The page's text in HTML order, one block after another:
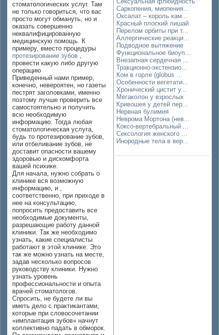
стоматологических услуг. Там
не только говориться, что вас
просто могут обмануть, но и
оказать совершенно
неквалифицированную
медицинскую помощь. К
примеру, вместо процедуры
протезирование зубов ,
провести какую либо другую
операцию
Приведенный нами пример,
конечно, невероятен, но газеты
пестрят заголовками, именно
поэтому лучше проверить все
самостоятельно и получить
всю необходимую
информацию. Тогда любая
стоматологическая услуга,
будь то протезирование зубов,
или отбеливание зубов, не
доставит опасности вашему
здоровью и дискомфорта
вашей психике.
Для начала, нужно собрать о
клинике вся возможную
информацию, и ,
соответственно, при приходе в
нее на консультацию,
попросить предоставить все
необходимые документы,
разрешающие работу данной
клиники. Так же необходимо
узнать, какие специалисты
работают в этой клинике. Это
так же можно узнать на месте,
задав несколько вопросов
руководству клиники. Нужно
узнать уровень
профессиональности и опыта
врачей стоматологов.
Спросить, не будете ли вы
иметь дело с практикантами,
которые при словосочетании
«имплантация зубов» начнут
коллективно падать в обморок.
Саркопения, миопения...
Оксалат – король кам...
Красный плоский лишай
Перелом орбиты при т...
Аллергические реакци...
Подводное вытяжение
Функциональное биоуп...
Внезапная сердечная ...
Тракционно-экстензио...
Ком в горле (globus ...
Особенности вегетати...
Хронический цистит у...
Мегаколон у взрослых
Кривошея у детей пер...
Нервная булимия
Неврома Мортона (нев...
Коксо-вертебральный ...
Сексология женского ...
Инородные тела в вер...